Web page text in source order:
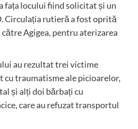
fața locului fiind solicitat și un
Circulația rutieră a fost oprită
către Agigea, pentru aterizarea
au rezultat trei victime
cu traumatisme ale picioarelor,
și alți doi bărbați cu
care au refuzat transportul